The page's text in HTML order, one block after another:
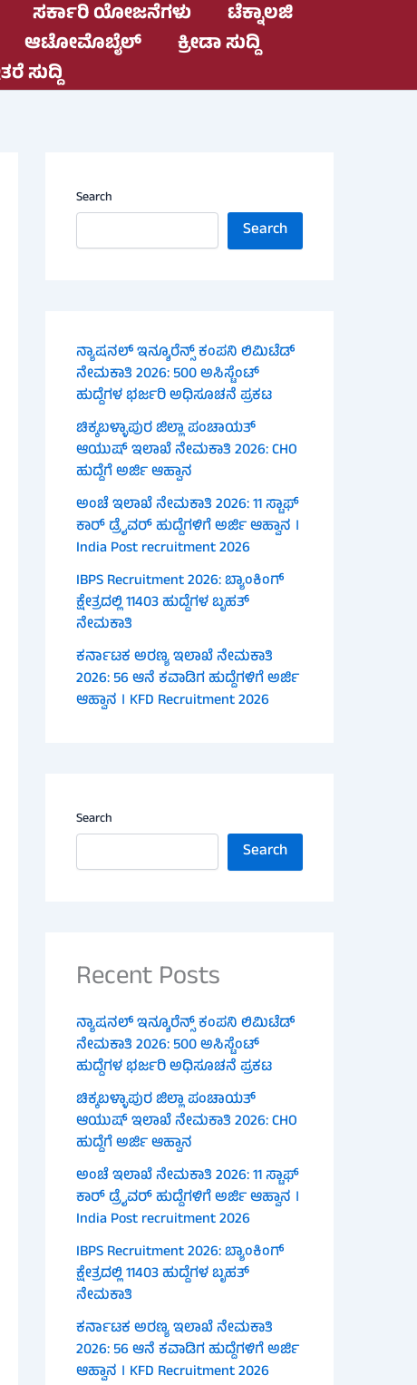
ಸರ್ಕಾರಿ ಯೋಜನೆಗಳು
ಟೆಕ್ನಾಲಜಿ
ಆಟೋಮೊಬೈಲ್
ಕ್ರೀಡಾ ಸುದ್ದಿ
ಸುದ್ದಿ
Search
Search
ನ್ಯಾಷನಲ್ ಇನ್ಶೂರೆನ್ಸ್ ಕಂಪನಿ ಲಿಮಿಟೆಡ್
ನೇಮಕಾತಿ 2026: 500 ಅಸಿಸ್ಟೆಂಟ್
ಹುದ್ದೆಗಳ ಭರ್ಜರಿ ಅಧಿಸೂಚನೆ ಪ್ರಕಟ
ಚಿಕ್ಕಬಳ್ಳಾಪುರ ಜಿಲ್ಲಾ ಪಂಚಾಯತ್
ಆಯುಷ್ ಇಲಾಖೆ ನೇಮಕಾತಿ 2026: CHO
ಹುದ್ದೆಗೆ ಅರ್ಜಿ ಆಹ್ವಾನ
ಅಂಚೆ ಇಲಾಖೆ ನೇಮಕಾತಿ 2026: 11 ಸ್ಟಾಫ್
ಕಾರ್ ಡ್ರೈವರ್ ಹುದ್ದೆಗಳಿಗೆ ಅರ್ಜಿ ಆಹ್ವಾನ ।
India Post recruitment 2026
IBPS Recruitment 2026: ಬ್ಯಾಂಕಿಂಗ್
ಕ್ಷೇತ್ರದಲ್ಲಿ 11403 ಹುದ್ದೆಗಳ ಬೃಹತ್
ನೇಮಕಾತಿ
ಕರ್ನಾಟಕ ಅರಣ್ಯ ಇಲಾಖೆ ನೇಮಕಾತಿ
2026: 56 ಆನೆ ಕವಾಡಿಗ ಹುದ್ದೆಗಳಿಗೆ ಅರ್ಜಿ
ಆಹ್ವಾನ । KFD Recruitment 2026
Search
Search
Recent Posts
ನ್ಯಾಷನಲ್ ಇನ್ಶೂರೆನ್ಸ್ ಕಂಪನಿ ಲಿಮಿಟೆಡ್
ನೇಮಕಾತಿ 2026: 500 ಅಸಿಸ್ಟೆಂಟ್
ಹುದ್ದೆಗಳ ಭರ್ಜರಿ ಅಧಿಸೂಚನೆ ಪ್ರಕಟ
ಚಿಕ್ಕಬಳ್ಳಾಪುರ ಜಿಲ್ಲಾ ಪಂಚಾಯತ್
ಆಯುಷ್ ಇಲಾಖೆ ನೇಮಕಾತಿ 2026: CHO
ಹುದ್ದೆಗೆ ಅರ್ಜಿ ಆಹ್ವಾನ
ಅಂಚೆ ಇಲಾಖೆ ನೇಮಕಾತಿ 2026: 11 ಸ್ಟಾಫ್
ಕಾರ್ ಡ್ರೈವರ್ ಹುದ್ದೆಗಳಿಗೆ ಅರ್ಜಿ ಆಹ್ವಾನ ।
India Post recruitment 2026
IBPS Recruitment 2026: ಬ್ಯಾಂಕಿಂಗ್
ಕ್ಷೇತ್ರದಲ್ಲಿ 11403 ಹುದ್ದೆಗಳ ಬೃಹತ್
ನೇಮಕಾತಿ
ಕರ್ನಾಟಕ ಅರಣ್ಯ ಇಲಾಖೆ ನೇಮಕಾತಿ
2026: 56 ಆನೆ ಕವಾಡಿಗ ಹುದ್ದೆಗಳಿಗೆ ಅರ್ಜಿ
ಆಹ್ವಾನ । KFD Recruitment 2026